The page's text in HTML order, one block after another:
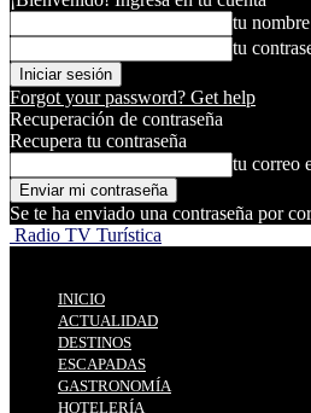
tu
tu
Forgot your password? Get help
Recuperación de contraseña
Recupera tu contraseña
tu correo
Se te ha enviado una contraseña por
Radio TV Turística
INICIO
ACTUALIDAD
DESTINOS
ESCAPADAS
GASTRONOMÍA
HOTELERÍA